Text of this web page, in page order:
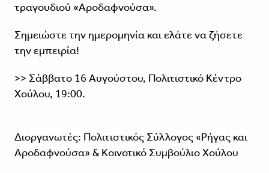
τραγουδιού «Αροδαφνούσα».
Σημειώστε την ημερομηνία και ελάτε να ζήσετε
την εμπειρία!
>> Σάββατο 16 Αυγούστου, Πολιτιστικό Κέντρο
Χούλου, 19:00.
Διοργανωτές: Πολιτιστικός Σύλλογος «Ρήγας και
Αροδαφνούσα» & Κοινοτικό Συμβούλιο Χούλου